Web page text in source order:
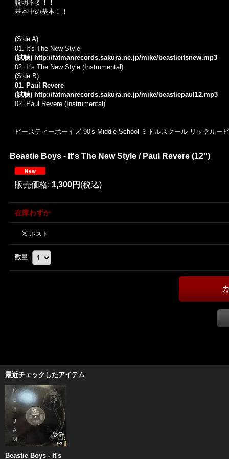
説明不要！！
基本中の基本！！
(Side A)
01. It's The New Style
(試聴) http://fatmanrecords.sakura.ne.jp/mike/beastieitsnew.mp3
02. It's The New Style (Instrumental)
(Side B)
01. Paul Revere
(試聴) http://fatmanrecords.sakura.ne.jp/mike/beastiepaul12.mp3
02. Paul Revere (Instrumental)
ビースティーボーイズ 90's Middle School ミドルスクール リックルー
Beastie Boys - It's The New Style / Paul Revere (12'')
販売価格: 1,300円 (税込)
在庫わずか
数量:
最近チェックしたアイテム
Beastie Boys - It's